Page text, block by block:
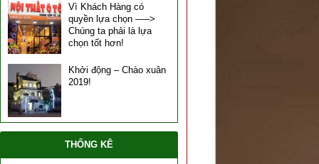
Vì Khách Hàng có
quyền lựa chọn —–>
Chúng ta phải là lựa
chọn tốt hơn!
Khởi động – Chào xuân
2019!
THỐNG KÊ